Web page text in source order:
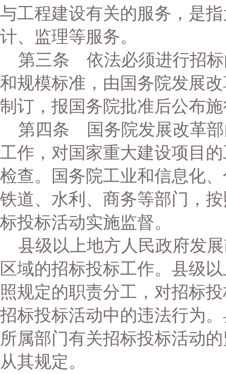
与工程建设有关的服务，是
计、监理等服务。
第三条 依法必须进行招标
和规模标准，由国务院发展
制订，报国务院批准后公布
第四条 国务院发展改革部
工作，对国家重大建设项目
检查。国务院工业和信息化
铁道、水利、商务等部门，
标投标活动实施监督。
县级以上地方人民政府发
区域的招标投标工作。县级
照规定的职责分工，对招标
招标投标活动中的违法行为
所属部门有关招标投标活动
从其规定。